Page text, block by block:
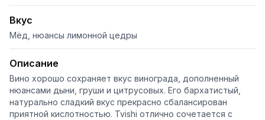
товара
Tvishi
Вкус
Мёд, нюансы лимонной цедры
Описание
Вино хорошо сохраняет вкус винограда, дополненный
нюансами дыни, груши и цитрусовых. Его бархатистый,
натурально сладкий вкус прекрасно сбалансирован
приятной кислотностью. Tvishi отлично сочетается с